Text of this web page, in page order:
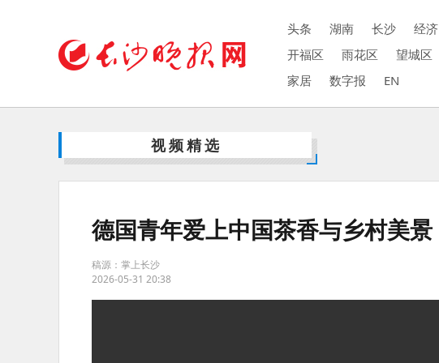
头条 湖南 长沙 经济
开福区
雨花区 望城区
家居
数字报 EN
视频精选
德国青年爱上中国茶香与乡村美景
稿源：掌上长沙
2026-05-31 20:38